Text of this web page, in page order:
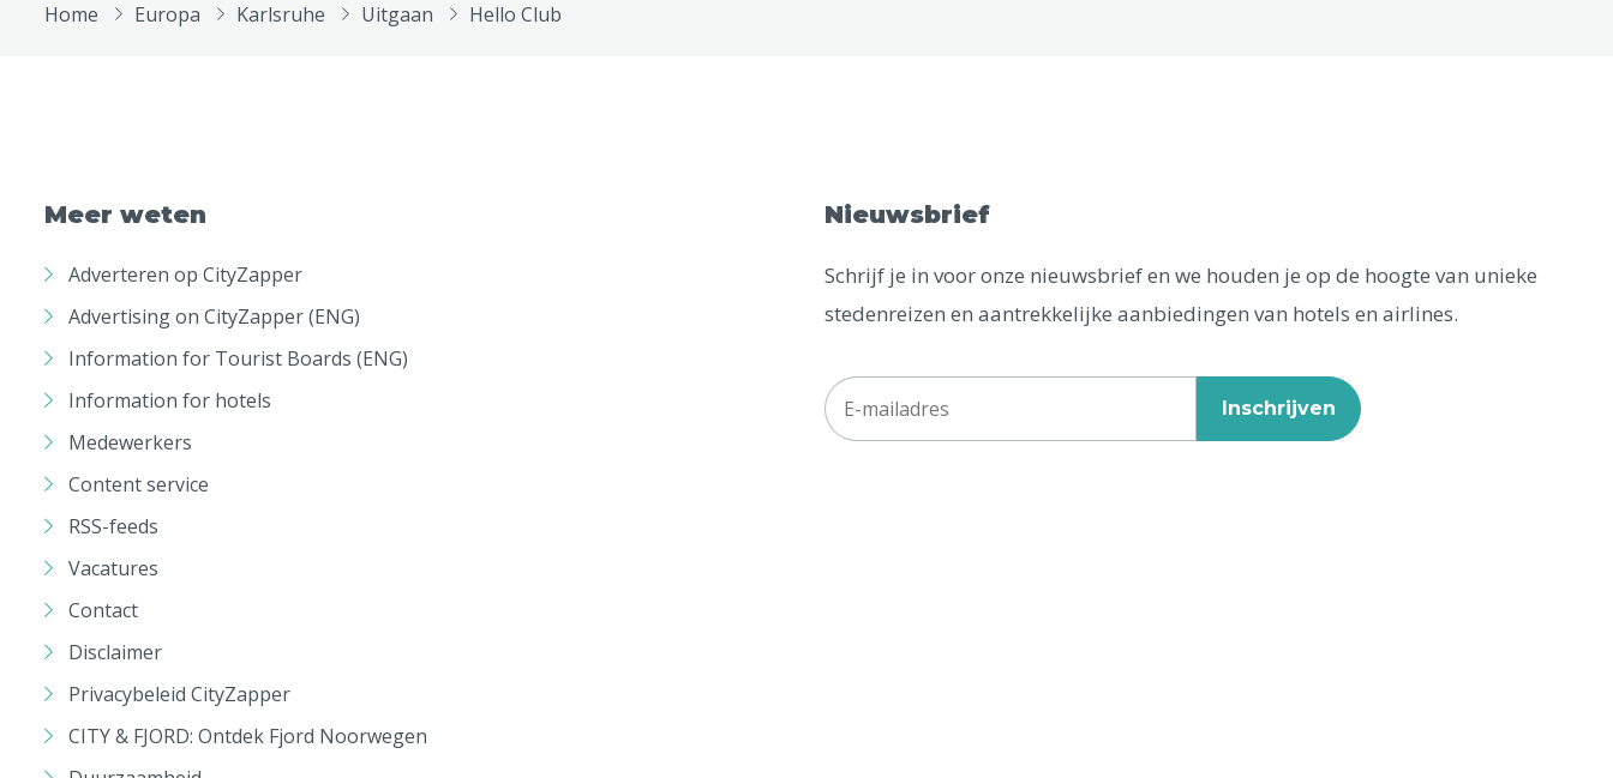
Home Europa Karlsruhe Uitgaan Hello Club
Meer weten
Adverteren op CityZapper
Advertising on CityZapper (ENG)
Information for Tourist Boards (ENG)
Information for hotels
Medewerkers
Content service
RSS-feeds
Vacatures
Contact
Disclaimer
Privacybeleid CityZapper
CITY & FJORD: Ontdek Fjord Noorwegen
Nieuwsbrief
Schrijf je in voor onze nieuwsbrief en we houden je op de hoogte van unieke
stedenreizen en aantrekkelijke aanbiedingen van hotels en airlines.
Inschrijven